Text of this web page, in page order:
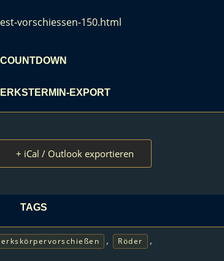
vorschiessen-150.html
COUNTDOWN
EXPORT
+ iCal / Outlook exportieren
TAGS
, Röder ,